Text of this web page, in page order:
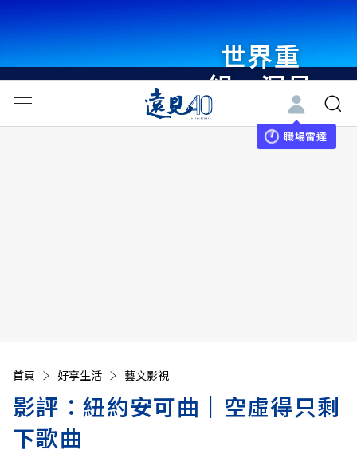
世界重
組・洞見
未來 與
世界領袖
職場雷達
首頁 好享生活 藝文影視
影評：紐約安可曲│空虛得只剩
下歌曲